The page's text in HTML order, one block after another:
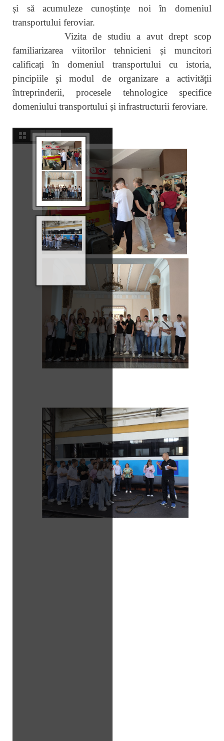
și să acumuleze cunoștințe noi în domeniul
transportului feroviar.
Vizita de studiu a avut drept scop
familiarizarea viitorilor tehnicieni și muncitori
calificați în domeniul transportului cu istoria,
pincipiile şi modul de organizare a activităţii
întreprinderii, procesele tehnologice specifice
domeniului transportului și infrastructurii feroviare.